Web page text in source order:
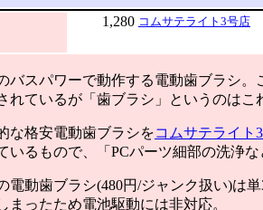
1,280 コムサテライト3号店
バスパワーで動作する電動歯ブラシ。
れているが「歯ブラシ」というのはこ
な格安電動歯ブラシをコムサテライト
いるもので、「PCパーツ細部の洗浄な
動歯ブラシ(480円/ジャンク扱い)は
まったため電池駆動には非対応。